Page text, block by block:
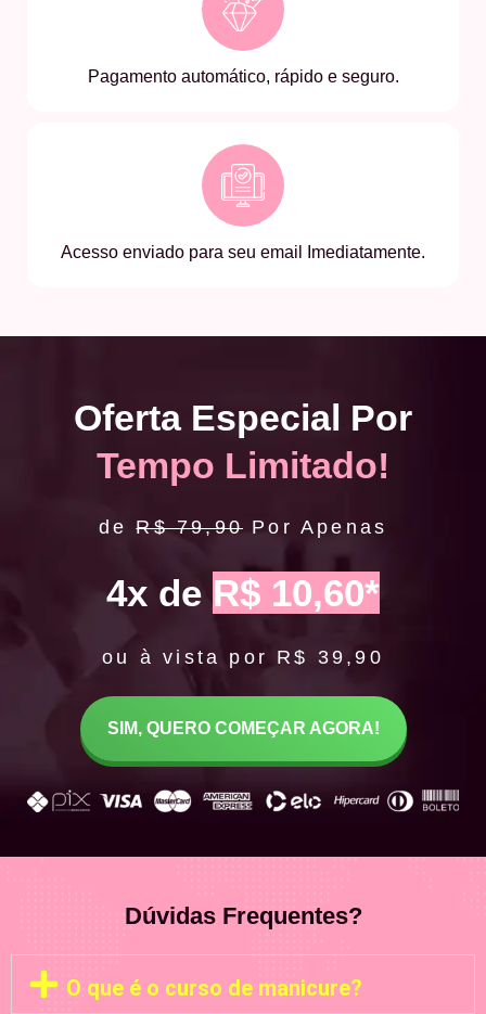
Pagamento automático, rápido e seguro.
Acesso enviado para seu email Imediatamente.
Oferta Especial Por
Tempo Limitado!
deR$ 79,90 Por Apenas
4x de R$ 10,60*
ou à vista por R$ 39,90
SIM, QUERO COMEÇAR AGORA!
Dúvidas Frequentes?
O que é o curso de manicure?